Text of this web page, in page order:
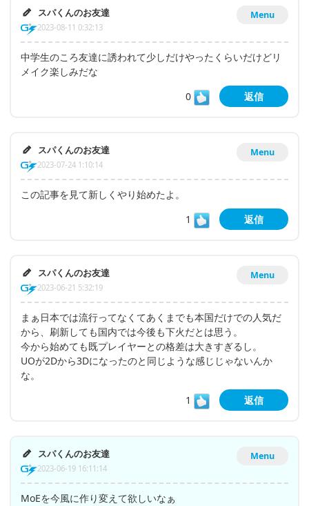
Menu
スパくんのお友達
2023-08-11 0:32:13
中学生のころ友達に誘われて少しだけやったくらいだけどリ
メイク楽しみだな
0
返信
Menu
スパくんのお友達
2023-07-24 1:10:14
この記事を見て新しくやり始めたよ。
1
返信
Menu
スパくんのお友達
2023-06-21 5:32:19
まぁ日本では流行ってなくてあくまでも本国だけでの人気だ
から、刷新しても国内では今後も下火だとは思う。
今から始めても既プレイヤーとの格差は大きすぎるし。
UOが2Dから3Dになったのと同じような感じじゃないんか
な。
1
返信
Menu
スパくんのお友達
2023-06-19 16:11:14
MoEを今風に作り変えて欲しいなぁ